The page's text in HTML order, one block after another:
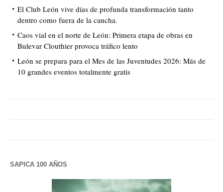
El Club León vive días de profunda transformación tanto
dentro como fuera de la cancha.
Caos vial en el norte de León: Primera etapa de obras en
Bulevar Clouthier provoca tráfico lento
León se prepara para el Mes de las Juventudes 2026: Más de
10 grandes eventos totalmente gratis
SAPICA 100 AÑOS